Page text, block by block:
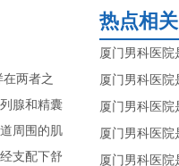
两者之
腺和精囊
周围的肌
支配下舒
热点相关
厦门男科医院
厦门男科医院
厦门男科医院
厦门男科医院
厦门男科医院